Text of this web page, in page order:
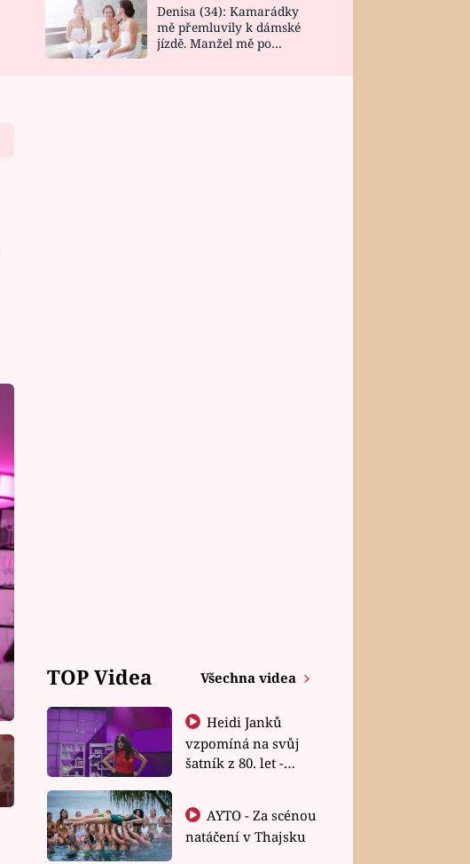
DESIGN
Denisa (34): Kamarádky
mě přemluvily k dámské
jízdě. Manžel mě po
TOP Videa Všechna videa
Heidi Janků
vzpomíná na svůj
šatník z 80. let -
natáčení v Thajsku